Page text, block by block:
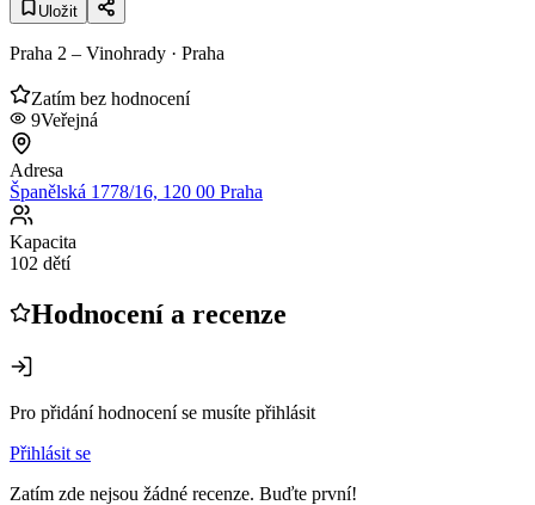
Uložit
Praha 2 – Vinohrady · Praha
Zatím bez hodnocení
9Veřejná
Adresa
Španělská 1778/16, 120 00 Praha
Kapacita
102 dětí
Hodnocení a recenze
Pro přidání hodnocení se musíte přihlásit
Přihlásit se
Zatím zde nejsou žádné recenze. Buďte první!